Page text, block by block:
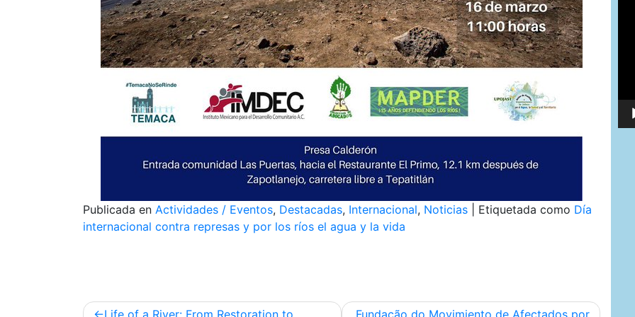
Publicada en Actividades / Eventos, Destacadas, Internacional, Noticias Etiquetada como Día
internacional contra represas y por los ríos el agua y la vida
Navegación